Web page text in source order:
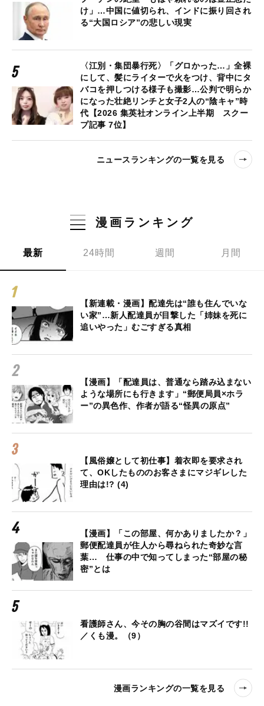
け」…中国に値切られ、インドに振り回され
る“大国ロシア”の悲しい現実
〈江別・集団暴行死〉「グロかった…」全裸
にして、髪にライターで火をつけ、背中にタ
バコを押しつける様子も撮影…公判で明らか
になった壮絶リンチと女子2人の“陰キャ”時
代【2026 集英社オンライン上半期 スクー
プ記事 7位】
ニュースランキングの一覧を見る
漫画ランキング
最新 24時間 週間 月間
【新連載・漫画】配達先は“誰も住んでいな
い家”…新人配達員が目撃した「姉妹を死に
追いやった」むごすぎる真相
【漫画】「配達員は、普通なら踏み込まない
ような場所にも行きます」“郵便局員×ホラ
ー”の異色作、作者が語る“怪異の原点”
【風俗嬢として初仕事】着衣即を要求され
て、OKしたもののお客さまにマジギレした
理由は!? (4)
【漫画】「この部屋、何かありましたか？」
郵便配達員が住人から尋ねられた奇妙な言
葉… 仕事の中で知ってしまった“部屋の秘
密”とは
看護師さん、今その胸の谷間はマズイです!!
／くも漫。（9）
漫画ランキングの一覧を見る